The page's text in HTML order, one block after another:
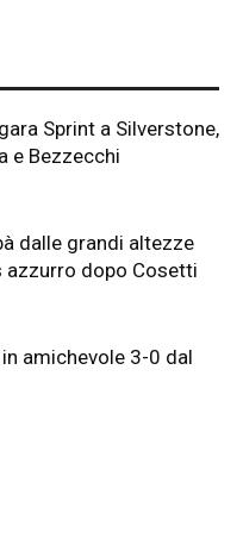
Sprint a Silverstone,
e Bezzecchi
dalle grandi altezze
azzurro dopo Cosetti
amichevole 3-0 dal